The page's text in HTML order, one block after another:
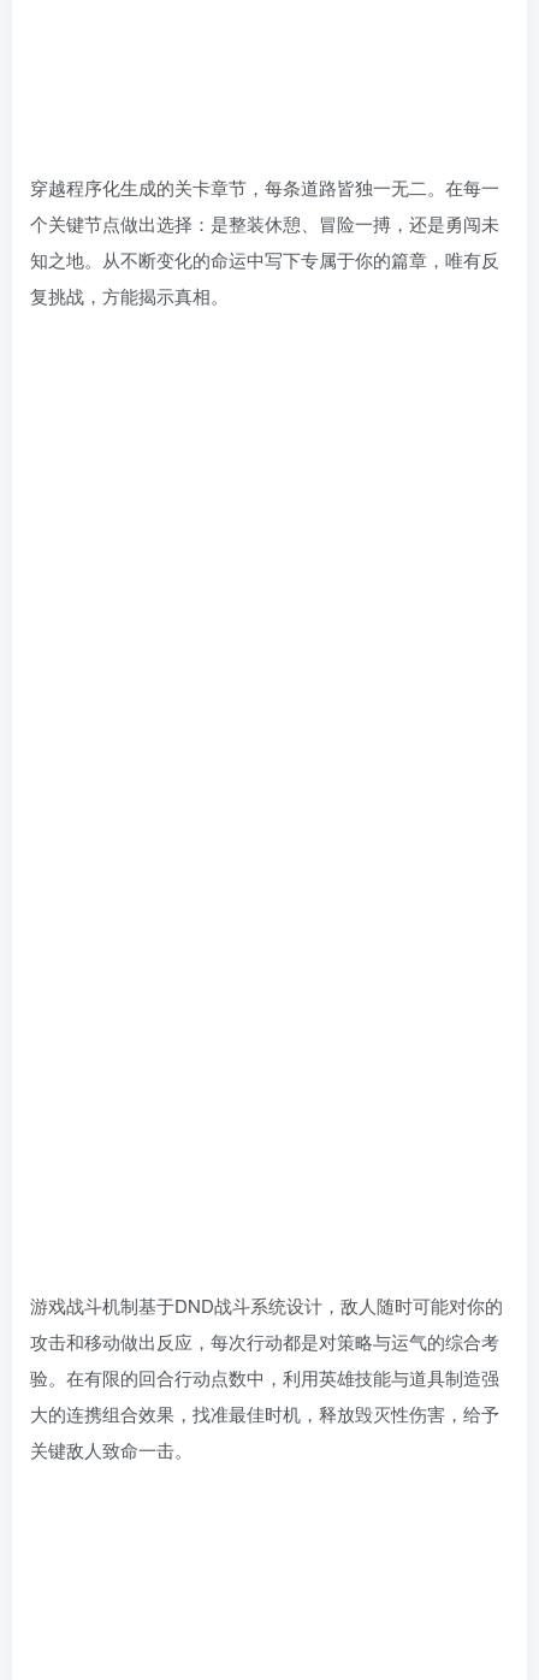
穿越程序化生成的关卡章节，每条道路皆独一无二。在每一
个关键节点做出选择：是整装休憩、冒险一搏，还是勇闯未
知之地。从不断变化的命运中写下专属于你的篇章，唯有反
复挑战，方能揭示真相。
游戏战斗机制基于DND战斗系统设计，敌人随时可能对你的
攻击和移动做出反应，每次行动都是对策略与运气的综合考
验。在有限的回合行动点数中，利用英雄技能与道具制造强
大的连携组合效果，找准最佳时机，释放毁灭性伤害，给予
关键敌人致命一击。